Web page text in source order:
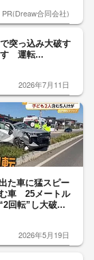
PR(Dreaw合同会社)
突っ込み大破す
す 運転...
2026年7月11日
た車に猛スピー
む車 25メートル
回転”し大破...
2026年5月19日